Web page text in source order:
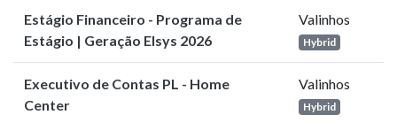
Estágio Financeiro - Programa de
Estágio | Geração Elsys 2026
Valinhos
Hybrid
Executivo de Contas PL - Home
Center
Valinhos
Hybrid